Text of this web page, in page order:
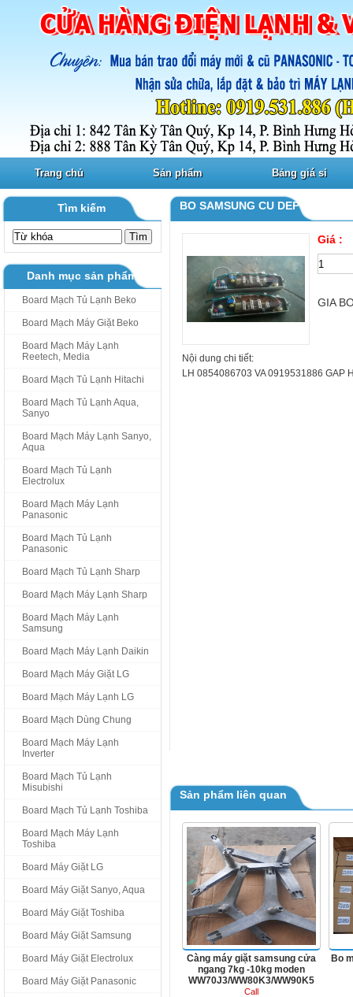
Trang chủ Sản phẩm Bảng giá sỉ
Tìm kiếm
Danh mục sản phẩm
Board Mạch Tủ Lạnh Beko
Board Mạch Máy Giặt Beko
Board Mạch Máy Lạnh
Reetech, Media
Board Mạch Tủ Lạnh Hitachi
Board Mạch Tủ Lạnh Aqua,
Sanyo
Board Mạch Máy Lạnh Sanyo,
Aqua
Board Mạch Tủ Lạnh
Electrolux
Board Mạch Máy Lạnh
Panasonic
Board Mạch Tủ Lạnh
Panasonic
Board Mạch Tủ Lạnh Sharp
Board Mạch Máy Lạnh Sharp
Board Mạch Máy Lạnh
Samsung
Board Mạch Máy Lạnh Daikin
Board Mạch Máy Giặt LG
Board Mạch Máy Lạnh LG
Board Mạch Dùng Chung
Board Mạch Máy Lạnh
Inverter
Board Mạch Tủ Lạnh
Misubishi
Board Mạch Tủ Lạnh Toshiba
Board Mạch Máy Lạnh
Toshiba
Board Máy Giặt LG
Board Máy Giặt Sanyo, Aqua
Board Máy Giặt Toshiba
Board Máy Giặt Samsung
Board Máy Giặt Electrolux
Board Máy Giặt Panasonic
BO SAMSUNG CU DEP DEN GOC
Giá :
GIA
Nội dung chi tiết:
LH 0854086703 VA 0919531886 GAP
Sản phẩm liên quan
Càng máy giặt samsung cửa
ngang 7kg -10kg moden
WW70J3/WW80K3/WW90K5
Call
Bo